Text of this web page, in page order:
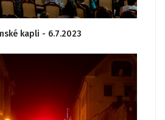
kapli - 6.7.2023